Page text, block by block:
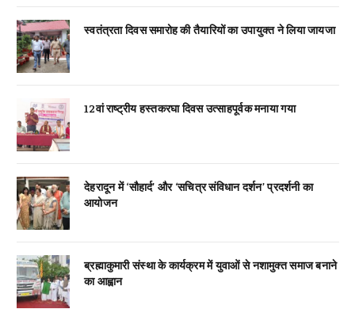
स्वतंत्रता दिवस समारोह की तैयारियों का उपायुक्त ने लिया जायजा
12वां राष्ट्रीय हस्तकरघा दिवस उत्साहपूर्वक मनाया गया
देहरादून में ‘सौहार्द’ और ‘सचित्र संविधान दर्शन’ प्रदर्शनी का
आयोजन
ब्रह्माकुमारी संस्था के कार्यक्रम में युवाओं से नशामुक्त समाज बनाने
का आह्वान